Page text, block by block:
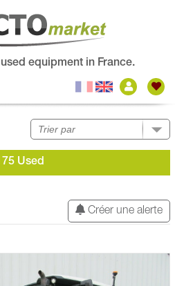
equipment in France.
Used
Créer une alerte